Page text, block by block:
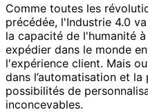
Comme toutes les
précédée, l'Industrie 4.0
la capacité de l'humanité
expédier dans le monde
l'expérience client. Mais
dans l’automatisation et
possibilités de
inconcevables.